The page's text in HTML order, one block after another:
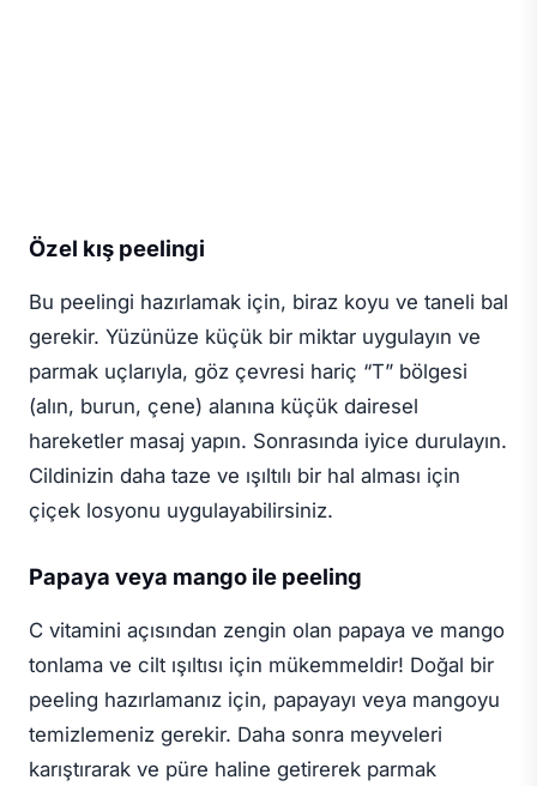
Özel kış peelingi
Bu peelingi hazırlamak için, biraz koyu ve taneli bal
gerekir. Yüzünüze küçük bir miktar uygulayın ve
parmak uçlarıyla, göz çevresi hariç “T” bölgesi
(alın, burun, çene) alanına küçük dairesel
hareketler masaj yapın. Sonrasında iyice durulayın.
Cildinizin daha taze ve ışıltılı bir hal alması için
çiçek losyonu uygulayabilirsiniz.
Papaya veya mango ile peeling
C vitamini açısından zengin olan papaya ve mango
tonlama ve cilt ışıltısı için mükemmeldir! Doğal bir
peeling hazırlamanız için, papayayı veya mangoyu
temizlemeniz gerekir. Daha sonra meyveleri
karıştırarak ve püre haline getirerek parmak